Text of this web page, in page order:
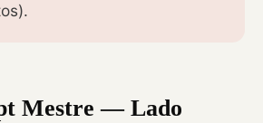
Mestre — Lado